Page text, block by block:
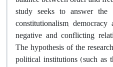
study seeks to answer
constitutionalism,
negative and conflicting
The hypothesis of the
political institutions (such as